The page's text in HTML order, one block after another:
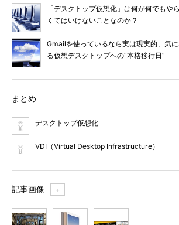
「デスクトップ仮想化」は何が何でもや
くてはいけないことなのか？
Gmailを使っているなら実は現実的、気
る仮想デスクトップへの“本格移行日”
まとめ
デスクトップ仮想化
VDI（Virtual Desktop Infrastructure）
記事画像 ＋